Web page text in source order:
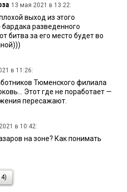
13 мая 2021 в 13:22:
выход из этого
бардака разведенного
битва за его место будет во
в 11:26:
Тюменского филиала
Этот где не поработает —
пересажают.
в 10:42:
на зоне? Как понимать
в 10:17:
Назарова будут двигать